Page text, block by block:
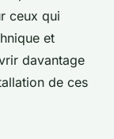
ceux qui
et
davantage
de ces